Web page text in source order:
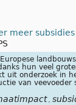
meer
hun veel
uit onderzoek in
van veevoeder
,